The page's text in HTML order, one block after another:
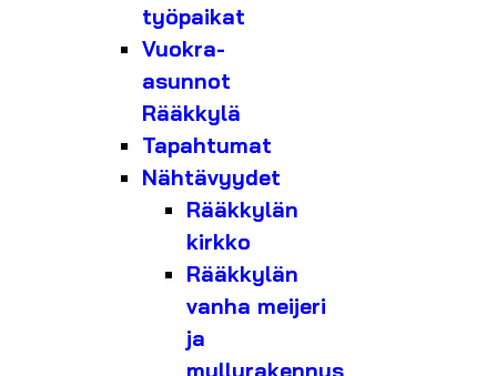
työpaikat
Vuokra-
asunnot
Rääkkylä
Tapahtumat
Nähtävyydet
Rääkkylän
kirkko
Rääkkylän
vanha meijeri
ja
myllyrakennus